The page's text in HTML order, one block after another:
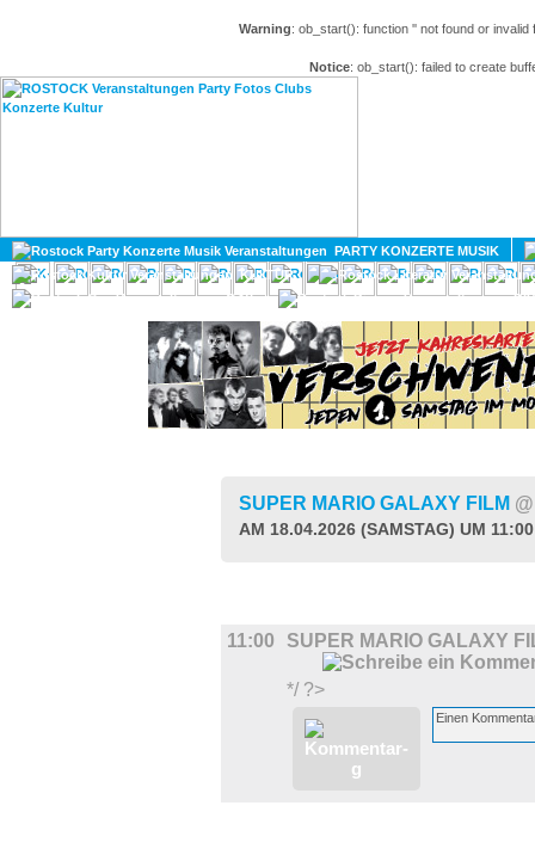
Warning: ob_start(): function '' not found or
Notice: ob_start(): failed to create
PARTY KONZERTE MUSIK
KULTUR
GAY
SUPER MARIO GALAXY FILM
AM 18.04.2026 (SAMSTAG) UM
11:00 SUPER MARIO GALAXY
*/ ?>